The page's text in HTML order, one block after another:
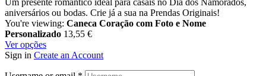
You're viewing: Caneca Coração com Foto e Nome
Personalizado 13,55 €
Ver opções
Sign in Create an Account